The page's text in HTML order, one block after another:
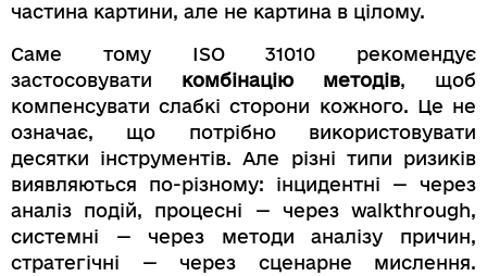
частина картини, але не картина в цілому.
Саме тому ISO 31010 рекомендує
застосовувати комбінацію методів, щоб
компенсувати слабкі сторони кожного. Це не
означає, що потрібно використовувати
десятки інструментів. Але різні типи ризиків
виявляються по-різному: інцидентні — через
аналіз подій, процесні — через walkthrough,
системні — через методи аналізу причин,
стратегічні — через сценарне мислення.